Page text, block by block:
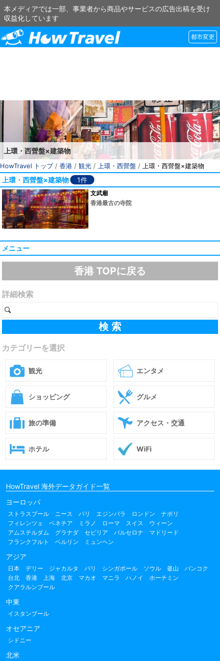
本メディアでは一部、事業者から商品やサービスの広告出稿を受け
収益化しています
都市変更
上環・西營盤×建築物
HowTravel トップ/ 香港 / 観光 / 上環・西營盤 / 上環・西營盤×建築物
上環・西營盤×建築物 1件
文武廟
香港最古の寺院
メニュー
香港 TOPに戻る
詳細検索
カテゴリーを選択
観光 エンタメ
ショッピング グルメ
旅の準備 アクセス・交通
ホテル WiFi
HowTravel 海外データガイド一覧
ヨーロッパ
ストラスブール ニース パリ エジンバラ ロンドン
ナポリ
フィレンツェ
ベネチア ミラノ ローマ スイス
ウィーン
アムステルダム
グラナダ セビリア バルセロナ
マドリード
フランクフルト
ベルリン ミュンヘン
アジア
日本 デリー ジャカルタ バリ シンガポール ソウル 釜山
バンコク
台北
香港 上海 北京 マカオ マニラ ハノイ
ホーチミン
クアラルンプール
中東
イスタンブール
オセアニア
シドニー
北米